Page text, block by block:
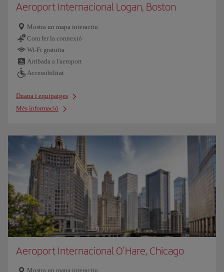
Aeroport Internacional Logan, Boston
Mostra un mapa interactiu
Com fer la connexió
Wi-Fi gratuïta
Arribada a l'aeroport
Accessibilitat
Duana i equipatges
Més informació
Aeroport Internacional O’Hare, Chicago
Mostra un mapa interactiu